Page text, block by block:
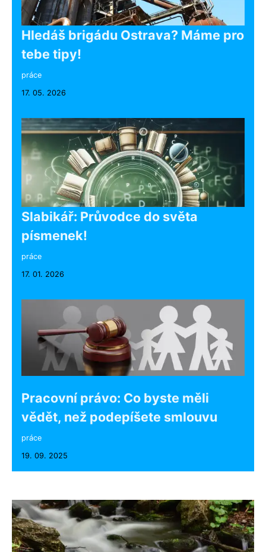
Hledáš brigádu Ostrava? Máme pro
tebe tipy!
práce
17. 05. 2026
Slabikář: Průvodce do světa
písmenek!
práce
17. 01. 2026
Pracovní právo: Co byste měli
vědět, než podepíšete smlouvu
práce
19. 09. 2025